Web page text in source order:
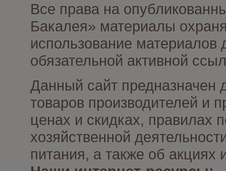
Все права на
Бакалея» материалы
использование материалов
обязательной активной
Данный сайт предназначен
товаров производителей и
ценах и скидках, правилах
хозяйственной
питания, а также об